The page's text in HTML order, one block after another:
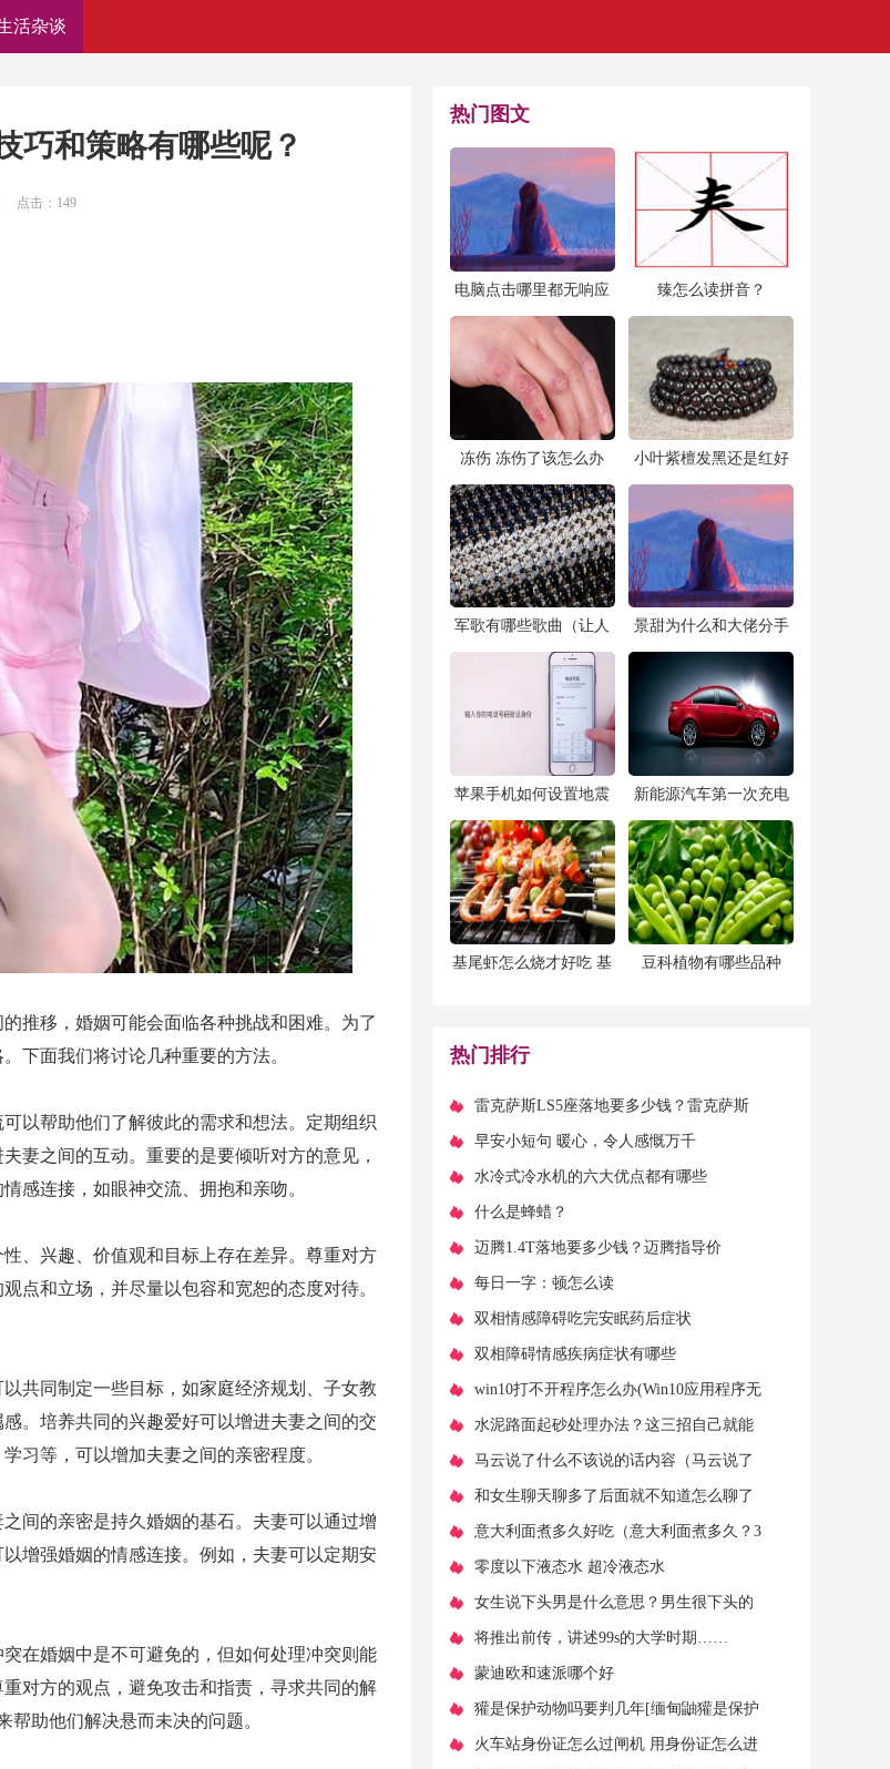
活杂谈
巧和策略有哪些呢？
点击： 149
推移，婚姻可能会面临各种挑战和困难。为了
下面我们将讨论几种重要的方法。
以帮助他们了解彼此的需求和想法。定期组织
妻之间的互动。重要的是要倾听对方的意见，
感连接，如眼神交流、拥抱和亲吻。
、兴趣、价值观和目标上存在差异。尊重对方
点和立场，并尽量以包容和宽恕的态度对待。
共同制定一些目标，如家庭经济规划、子女教
。培养共同的兴趣爱好可以增进夫妻之间的交
习等，可以增加夫妻之间的亲密程度。
间的亲密是持久婚姻的基石。夫妻可以通过增
增强婚姻的情感连接。例如，夫妻可以定期安
在婚姻中是不可避免的，但如何处理冲突则能
对方的观点，避免攻击和指责，寻求共同的解
助他们解决悬而未决的问题。
热门图文
​电脑点击哪里都无响应
怎么办(电脑卡死了,鼠
标也用不了了咋办)
​臻怎么读拼音？
​冻伤 冻伤了该怎么办 ​小叶紫檀发黑还是红好
小叶紫檀黑色的好还是
红色的好
​军歌有哪些歌曲（让人
难忘的10首经典军旅歌
曲，看看有没有你喜欢
​景甜为什么和大佬分手
（景甜为什么和大佬分
手天涯）
​苹果手机如何设置地震
预警(iphone14自带地震
警报怎么开)
​新能源汽车第一次充电
要充多长时间
​基尾虾怎么烧才好吃 基 ​豆科植物有哪些品种
热门排行
​雷克萨斯LS5座落地要多少钱？雷克萨斯
LS官方价
​早安小短句 暖心，令人感慨万千
​水冷式冷水机的六大优点都有哪些
​什么是蜂蜡？
​迈腾1.4T落地要多少钱？迈腾指导价
​每日一字：顿怎么读
​双相情感障碍吃完安眠药后症状
​双相障碍情感疾病症状有哪些
​win10打不开程序怎么办(Win10应用程序无
法正常启动(0xc0000142) 问题解决方
​水泥路面起砂处理办法？这三招自己就能
修好，太实用了
​马云说了什么不该说的话内容（马云说了
什么不该说的话-）
​和女生聊天聊多了后面就不知道怎么聊了
​意大利面煮多久好吃（意大利面煮多久？3
种面，煮3种不同的时间）
​零度以下液态水 超冷液态水
​女生说下头男是什么意思？男生很下头的
行为
​将推出前传，讲述99s的大学时期……
​蒙迪欧和速派哪个好
​獾是保护动物吗要判几年[缅甸鼬獾是保护
动物吗]
​火车站身份证怎么过闸机 用身份证怎么进